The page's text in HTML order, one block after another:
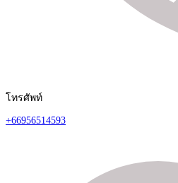
โทรศัพท์
+66956514593